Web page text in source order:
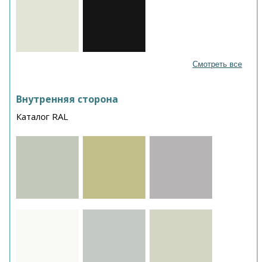
Смотреть все
Внутренняя сторона
Каталог RAL